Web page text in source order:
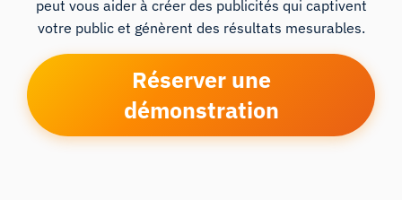
peut vous aider à créer des publicités qui captivent
votre public et génèrent des résultats mesurables.
Réserver une
démonstration